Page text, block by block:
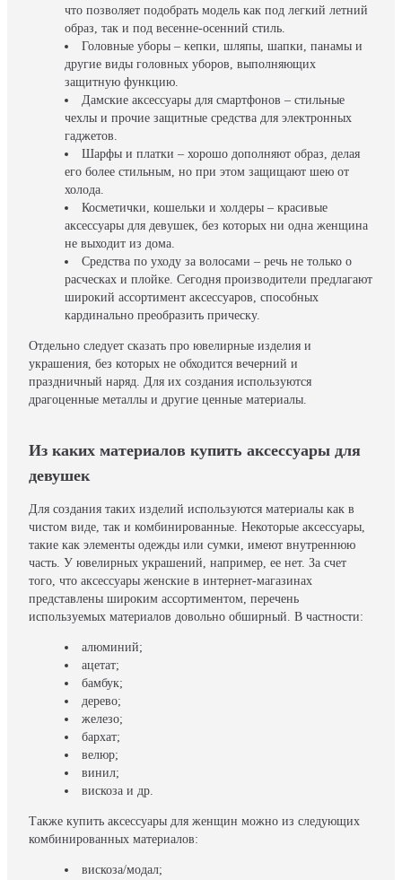
что позволяет подобрать модель как под легкий летний
образ, так и под весенне-осенний стиль.
Головные уборы – кепки, шляпы, шапки, панамы и
другие виды головных уборов, выполняющих
защитную функцию.
Дамские аксессуары для смартфонов – стильные
чехлы и прочие защитные средства для электронных
гаджетов.
Шарфы и платки – хорошо дополняют образ, делая
его более стильным, но при этом защищают шею от
холода.
Косметички, кошельки и холдеры – красивые
аксессуары для девушек, без которых ни одна женщина
не выходит из дома.
Средства по уходу за волосами – речь не только о
расческах и плойке. Сегодня производители предлагают
широкий ассортимент аксессуаров, способных
кардинально преобразить прическу.
Отдельно следует сказать про ювелирные изделия и
украшения, без которых не обходится вечерний и
праздничный наряд. Для их создания используются
драгоценные металлы и другие ценные материалы.
Из каких материалов купить аксессуары для
девушек
Для создания таких изделий используются материалы как в
чистом виде, так и комбинированные. Некоторые аксессуары,
такие как элементы одежды или сумки, имеют внутреннюю
часть. У ювелирных украшений, например, ее нет. За счет
того, что аксессуары женские в интернет-магазинах
представлены широким ассортиментом, перечень
используемых материалов довольно обширный. В частности:
алюминий;
ацетат;
бамбук;
дерево;
железо;
бархат;
велюр;
винил;
вискоза и др.
Также купить аксессуары для женщин можно из следующих
комбинированных материалов:
вискоза/модал;